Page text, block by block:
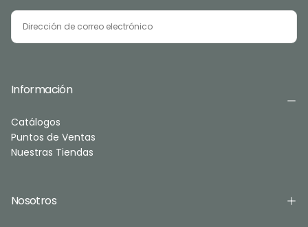
CORREO
ELECTRÓNICO
Información
Catálogos
Puntos de Ventas
Nuestras Tiendas
Nosotros